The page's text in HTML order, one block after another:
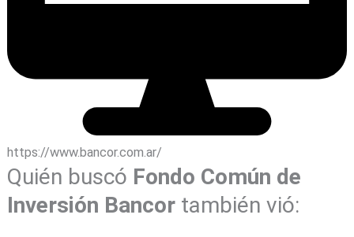
https://www.bancor.com.ar/
Quién buscó Fondo Común de
Inversión Bancortambién vió: